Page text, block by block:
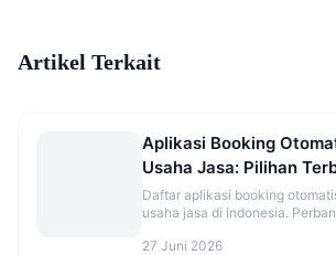
Artikel Terkait
Aplikasi Booking
Usaha Jasa: Pilihan
Daftar aplikasi booking
usaha jasa di Indonesia.
27 Juni 2026